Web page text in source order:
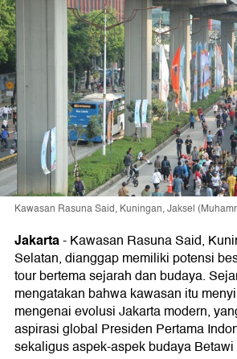
Kawasan Rasuna Said, Kuningan, Jaksel
Jakarta-Kawasan Rasuna Said,
Selatan, dianggap memiliki potensi
tour bertema sejarah dan budaya.
mengatakan bahwa kawasan itu
mengenai evolusi Jakarta modern,
aspirasi global Presiden Pertama
sekaligus aspek-aspek budaya